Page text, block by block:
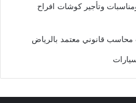
وتأجير كوشات افراح
قانوني معتمد بالرياض